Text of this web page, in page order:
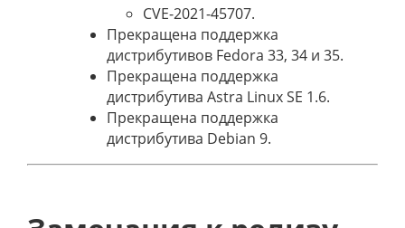
CVE-2021-45707.
Прекращена поддержка
дистрибутивов Fedora 33, 34 и 35.
Прекращена поддержка
дистрибутива Astra Linux SE 1.6.
Прекращена поддержка
дистрибутива Debian 9.